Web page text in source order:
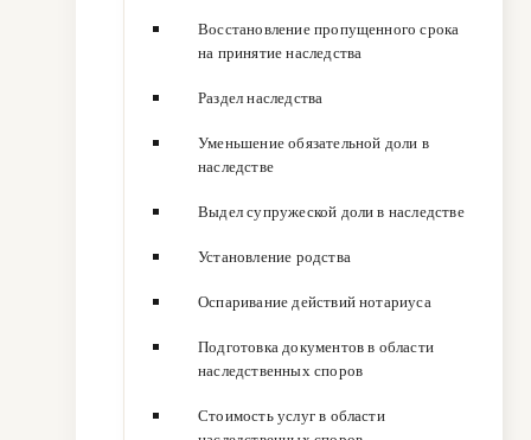
Восстановление пропущенного срока
на принятие наследства
Раздел наследства
Уменьшение обязательной доли в
наследстве
Выдел супружеской доли в наследстве
Установление родства
Оспаривание действий нотариуса
Подготовка документов в области
наследственных споров
Стоимость услуг в области